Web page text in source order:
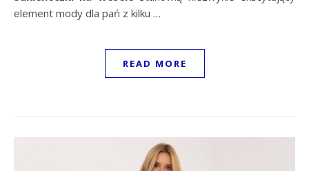
element mody dla pań z kilku …
READ MORE